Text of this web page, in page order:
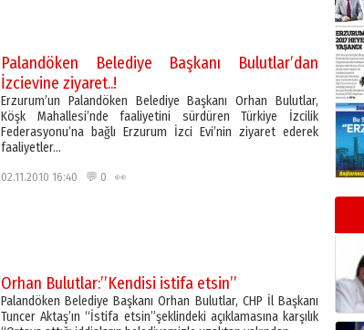
Palandöken Belediye Başkanı Bulutlar’dan
İzcievine ziyaret..!
Erzurum’un Palandöken Belediye Başkanı Orhan Bulutlar,
Köşk Mahallesi’nde faaliyetini sürdüren Türkiye İzcilik
Federasyonu’na bağlı Erzurum İzci Evi’nin ziyaret ederek
faaliyetler…
02.11.2010 16:40 💬 0 👀
Orhan Bulutlar:’’Kendisi istifa etsin’’
Palandöken Belediye Başkanı Orhan Bulutlar, CHP İl Başkanı
Tuncer Aktaş’ın “İstifa etsin”şeklindeki açıklamasına karşılık